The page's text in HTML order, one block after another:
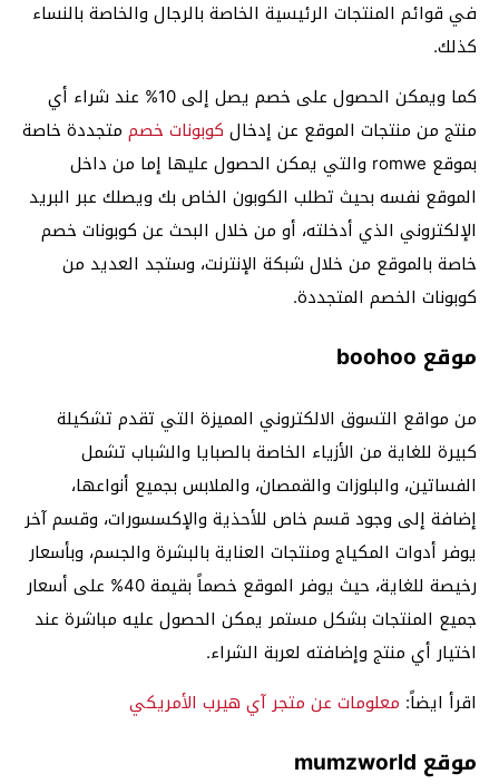
في قوائم المنتجات الرئيسية الخاصة بالرجال والخاصة بالنساء
كذلك.
كما ويمكن الحصول على خصم يصل إلى 10% عند شراء أي
منتج من منتجات الموقع عن إدخال كوبونات خصم متجددة خاصة
بموقع romwe والتي يمكن الحصول عليها إما من داخل
الموقع نفسه بحيث تطلب الكوبون الخاص بك ويصلك عبر البريد
الإلكتروني الذي أدخلته، أو من خلال البحث عن كوبونات خصم
خاصة بالموقع من خلال شبكة الإنترنت، وستجد العديد من
كوبونات الخصم المتجددة.
موقع boohoo
من مواقع التسوق الالكتروني المميزة التي تقدم تشكيلة
كبيرة للغاية من الأزياء الخاصة بالصبايا والشباب تشمل
الفساتين، والبلوزات والقمصان، والملابس بجميع أنواعها،
إضافة إلى وجود قسم خاص للأحذية والإكسسورات، وقسم آخر
يوفر أدوات المكياج ومنتجات العناية بالبشرة والجسم، وبأسعار
رخيصة للغاية، حيث يوفر الموقع خصماً بقيمة 40% على أسعار
جميع المنتجات بشكل مستمر يمكن الحصول عليه مباشرة عند
اختيار أي منتج وإضافته لعربة الشراء.
اقرأ ايضاً: معلومات عن متجر آي هيرب الأمريكي
موقع mumzworld